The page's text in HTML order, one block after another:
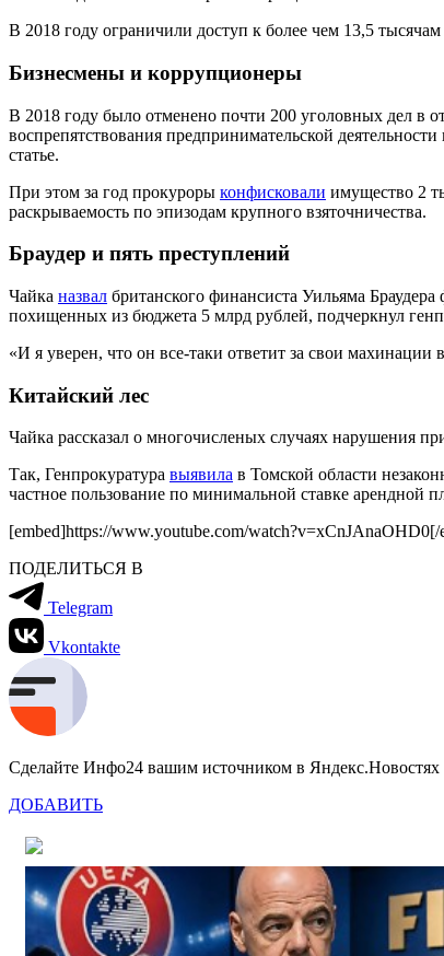
В 2018 году ограничили доступ к более чем 13,5 тысячам
Бизнесмены и коррупционеры
В 2018 году было отменено почти 200 уголовных дел в
воспрепятствования предпринимательской
статье.
При этом за год прокуроры конфисковали имущество 2
раскрываемость по эпизодам крупного взяточничества.
Браудер и пять преступлений
Чайка назвал британского финансиста Уильяма
похищенных из бюджета 5 млрд рублей, подчеркнул
«И я уверен, что он все-таки ответит за свои
Китайский лес
Чайка рассказал о многочисленых случаях нарушения
Так, Генпрокуратура выявила в Томской области
частное пользование по минимальной ставке арендной
[embed]https://www.youtube.com/watch?v=xCnJAnaOHD0[/
ПОДЕЛИТЬСЯ В
Telegram
Vkontakte
Сделайте Инфо24 вашим источником в Яндекс.Новостях
ДОБАВИТЬ